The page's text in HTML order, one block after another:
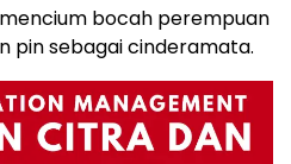
bocah perempuan
pin sebagai cinderamata.